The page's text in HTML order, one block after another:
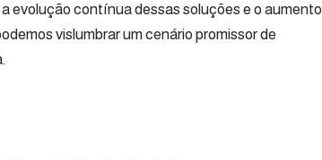
evolução contínua dessas soluções e o aumento
vislumbrar um cenário promissor de